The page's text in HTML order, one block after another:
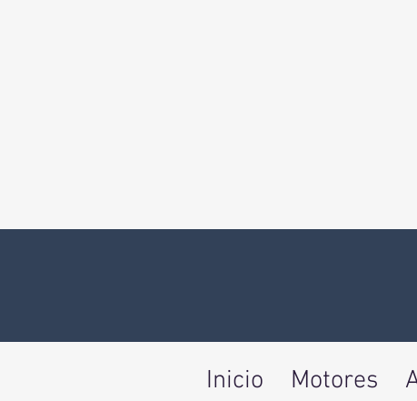
Inicio Motores